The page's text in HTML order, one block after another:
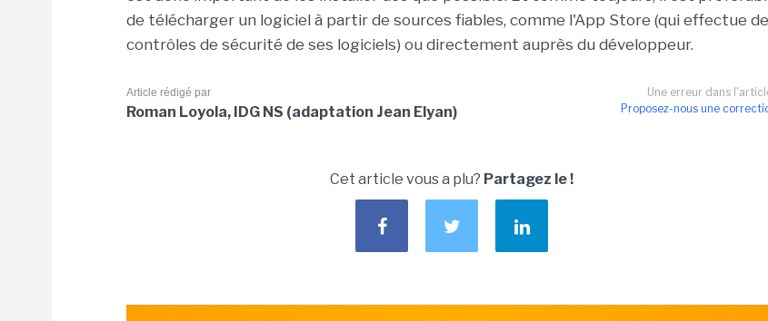
de télécharger un logiciel à partir de sources fiables, comme l'App Store (qui effectue
contrôles de sécurité de ses logiciels) ou directement auprès du développeur.
Une erreur dans
Proposez-nous une
Article rédigé par
Roman Loyola, IDG NS (adaptation Jean Elyan)
Cet article vous a plu? Partagez le !